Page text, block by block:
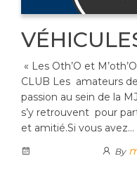
« Les Oth’O et
CLUB Les amateurs
passion au sein de la
s’y retrouvent pour
et amitié.Si vous avez…
By